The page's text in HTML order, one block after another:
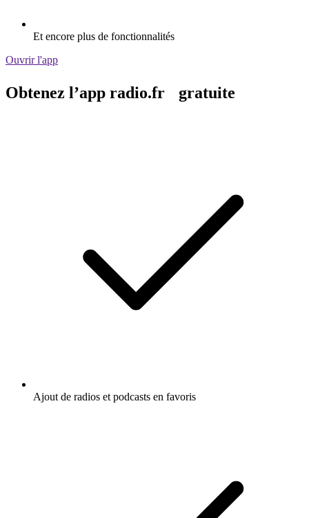
Et encore plus de fonctionnalités
Ouvrir l'app
Obtenez l’app radio.fr gratuite
Ajout de radios et podcasts en favoris